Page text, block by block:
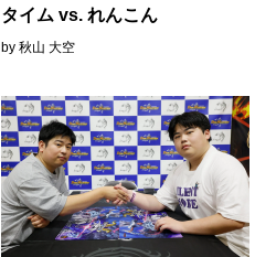
タイム vs. れんこん
by 秋山 大空